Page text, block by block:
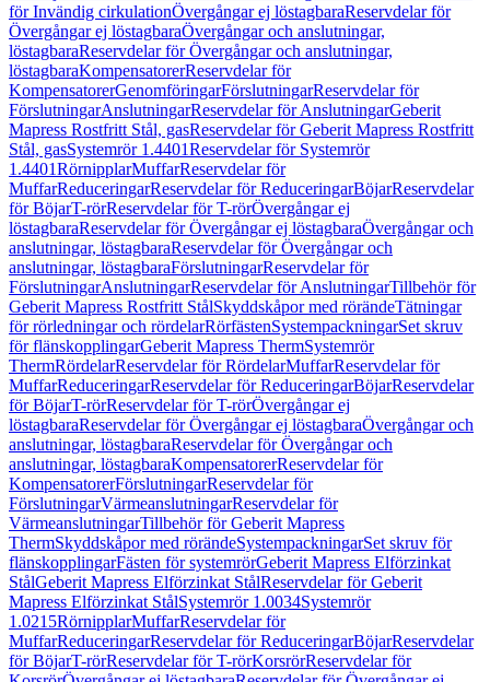
för Invändig cirkulationÖvergångar ej löstagbaraReservdelar för
Övergångar ej löstagbaraÖvergångar och anslutningar,
löstagbaraReservdelar för Övergångar och anslutningar,
löstagbaraKompensatorerReservdelar för
KompensatorerGenomföringarFörslutningarReservdelar för
FörslutningarAnslutningarReservdelar för AnslutningarGeberit
Mapress Rostfritt Stål, gasReservdelar för Geberit Mapress Rostfritt
Stål, gasSystemrör 1.4401Reservdelar för Systemrör
1.4401RörnipplarMuffarReservdelar för
MuffarReduceringarReservdelar för ReduceringarBöjarReservdelar
för BöjarT-rörReservdelar för T-rörÖvergångar ej
löstagbaraReservdelar för Övergångar ej löstagbaraÖvergångar och
anslutningar, löstagbaraReservdelar för Övergångar och
anslutningar, löstagbaraFörslutningarReservdelar för
FörslutningarAnslutningarReservdelar för AnslutningarTillbehör för
Geberit Mapress Rostfritt StålSkyddskåpor med rörändeTätningar
för rörledningar och rördelarRörfästenSystempackningarSet skruv
för flänskopplingarGeberit Mapress ThermSystemrör
ThermRördelarReservdelar för RördelarMuffarReservdelar för
MuffarReduceringarReservdelar för ReduceringarBöjarReservdelar
för BöjarT-rörReservdelar för T-rörÖvergångar ej
löstagbaraReservdelar för Övergångar ej löstagbaraÖvergångar och
anslutningar, löstagbaraReservdelar för Övergångar och
anslutningar, löstagbaraKompensatorerReservdelar för
KompensatorerFörslutningarReservdelar för
FörslutningarVärmeanslutningarReservdelar för
VärmeanslutningarTillbehör för Geberit Mapress
ThermSkyddskåpor med rörändeSystempackningarSet skruv för
flänskopplingarFästen för systemrörGeberit Mapress Elförzinkat
StålGeberit Mapress Elförzinkat StålReservdelar för Geberit
Mapress Elförzinkat StålSystemrör 1.0034Systemrör
1.0215RörnipplarMuffarReservdelar för
MuffarReduceringarReservdelar för ReduceringarBöjarReservdelar
för BöjarT-rörReservdelar för T-rörKorsrörReservdelar för